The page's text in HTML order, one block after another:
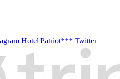
Hotel Patriot*** Twitter